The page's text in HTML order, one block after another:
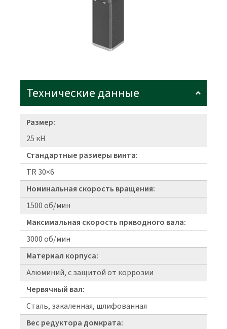
Технические данные
Размер:
25 кН
Стандартные размеры винта:
TR 30×6
Номинальная скорость вращения:
1500 об/мин
Максимальная скорость приводного вала:
3000 об/мин
Материал корпуса:
Алюминий, с защитой от коррозии
Червячный вал:
Сталь, закаленная, шлифованная
Вес редуктора домкрата: